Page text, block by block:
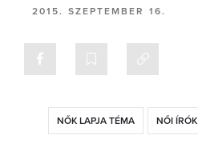
2015. SZEPTEMBER 16.
NŐK LAPJA TÉMA NŐI ÍRÓK